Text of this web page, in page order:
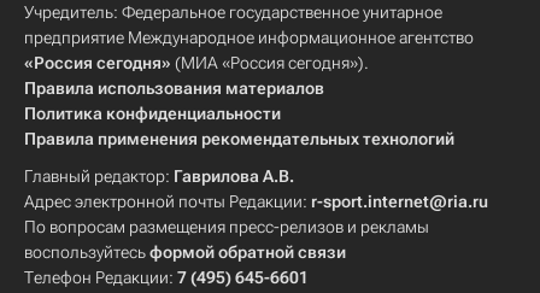
Учредитель: Федеральное государственное унитарное
предприятие Международное информационное агентство
«Россия сегодня» (МИА «Россия сегодня»).
Правила использования материалов
Политика конфиденциальности
Правила применения рекомендательных технологий
Главный редактор: Гаврилова А.В.
Адрес электронной почты Редакции: r-sport.internet@ria.ru
По вопросам размещения пресс-релизов и рекламы
воспользуйтесьформой обратной связи
Телефон Редакции: 7 (495) 645-6601